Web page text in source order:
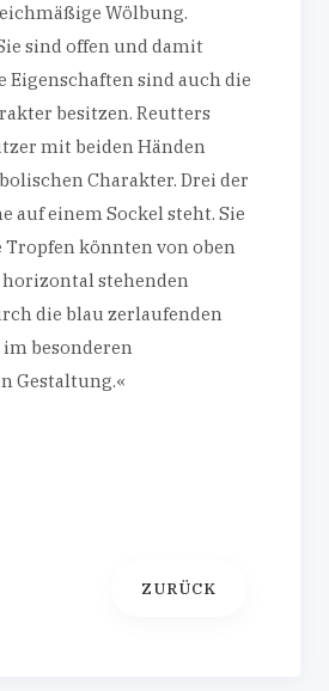
Wölbung.
sind offen und damit
Eigenschaften sind auch die
besitzen. Reutters
mit beiden Händen
Charakter. Drei der
auf einem Sockel steht. Sie
könnten von oben
stehenden
die blau zerlaufenden
im besonderen
Gestaltung.«
ZURÜCK